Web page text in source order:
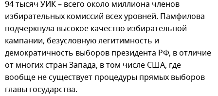
94 тысяч УИК – всего около миллиона членов
избирательных комиссий всех уровней. Памфилова
подчеркнула высокое качество избирательной
кампании, безусловную легитимность и
демократичность выборов президента РФ, в отличие
от многих стран Запада, в том числе США, где
вообще не существует процедуры прямых выборов
главы государства.